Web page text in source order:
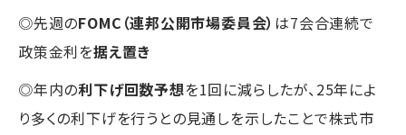
◎先週のFOMC（連邦公開市場委員会） は7会合連続で
政策金利を据え置き
◎年内の利下げ回数予想を1回に減らしたが、25年によ
り多くの利下げを行うとの見通しを示したことで株式市